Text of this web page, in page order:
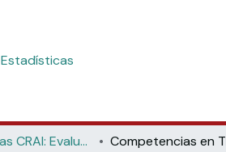
Estadísticas
09ª Jornadas CRAI: Evaluación y acreditación de las competencias informáticas e informacionales, (Universidade de Santiago de Compostela, 2011)